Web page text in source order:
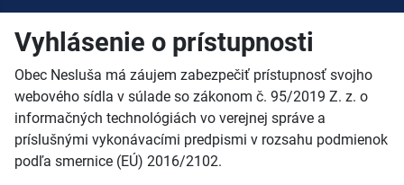
Vyhlásenie o prístupnosti
Obec Nesluša má záujem zabezpečiť prístupnosť svojho
webového sídla v súlade so zákonom č. 95/2019 Z. z. o
informačných technológiách vo verejnej správe a
príslušnými vykonávacími predpismi v rozsahu podmienok
podľa smernice (EÚ) 2016/2102.